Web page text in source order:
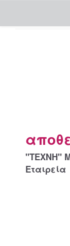
"ΤΕΧΝΗ"
Εταιρεία